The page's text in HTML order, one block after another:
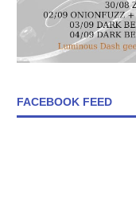
FACEBOOK FEED